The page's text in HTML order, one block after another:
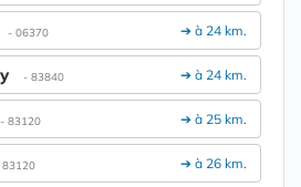
➔ à 24 km.
- 06370
➔ à 24 km.
- 83840
➔ à 25 km.
- 83120
➔ à 26 km.
83120